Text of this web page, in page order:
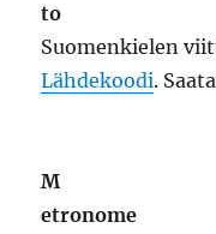
36 erilaista pientä
Saatavilla:OBS.
litaireGames
Erilaisia